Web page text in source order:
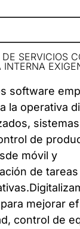
SERVICIOS
INTERNA
software
la operativa
de
móvil y
de tareas
mejorar
control de